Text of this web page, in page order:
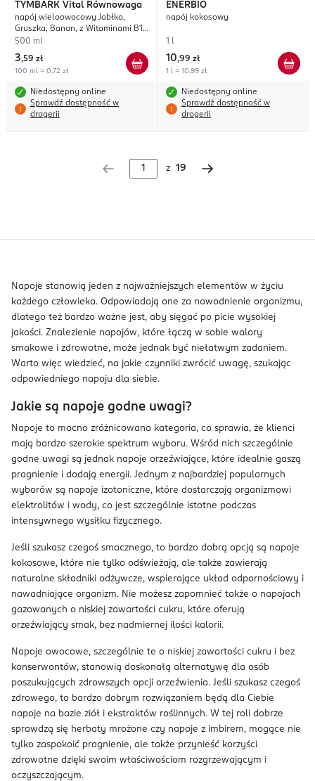
TYMBARK Vital Równowaga
napój wieloowocowy Jabłko,
Gruszka, Banan, z Witaminami B12
i Niacyną
500 ml
3,59 zł
100 ml = 0,72 zł
Niedostępny online
Sprawdź dostępność w
drogerii
ENERBIO
napój kokosowy
1 l
10,99 zł
1 l = 10,99 zł
Niedostępny online
Sprawdź dostępność w
drogerii
z 19
Napoje stanowią jeden z najważniejszych elementów w życiu
każdego człowieka. Odpowiadają one za nawodnienie organizmu,
dlatego też bardzo ważne jest, aby sięgać po picie wysokiej
jakości. Znalezienie napojów, które łączą w sobie walory
smakowe i zdrowotne, może jednak być niełatwym zadaniem.
Warto więc wiedzieć, na jakie czynniki zwrócić uwagę, szukając
odpowiedniego napoju dla siebie.
Jakie są napoje godne uwagi?
Napoje to mocno zróżnicowana kategoria, co sprawia, że klienci
mają bardzo szerokie spektrum wyboru. Wśród nich szczególnie
godne uwagi są jednak napoje orzeźwiające, które idealnie gaszą
pragnienie i dodają energii. Jednym z najbardziej popularnych
wyborów są napoje izotoniczne, które dostarczają organizmowi
elektrolitów i wody, co jest szczególnie istotne podczas
intensywnego wysiłku fizycznego.
Jeśli szukasz czegoś smacznego, to bardzo dobrą opcją są napoje
kokosowe, które nie tylko odświeżają, ale także zawierają
naturalne składniki odżywcze, wspierające układ odpornościowy i
nawadniające organizm. Nie możesz zapomnieć także o napojach
gazowanych o niskiej zawartości cukru, które oferują
orzeźwiający smak, bez nadmiernej ilości kalorii.
Napoje owocowe, szczególnie te o niskiej zawartości cukru i bez
konserwantów, stanowią doskonałą alternatywę dla osób
poszukujących zdrowszych opcji orzeźwienia. Jeśli szukasz czegoś
zdrowego, to bardzo dobrym rozwiązaniem będą dla Ciebie
napoje na bazie ziół i ekstraktów roślinnych. W tej roli dobrze
sprawdzą się herbaty mrożone czy napoje z imbirem, mogące nie
tylko zaspokoić pragnienie, ale także przynieść korzyści
zdrowotne dzięki swoim właściwościom rozgrzewającym i
oczyszczającym.